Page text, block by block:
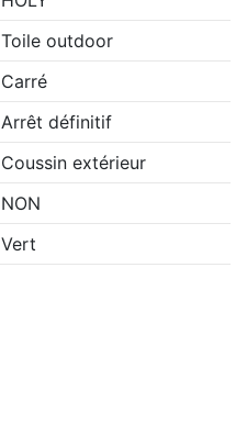
Toile outdoor
Carré
Arrêt définitif
Coussin extérieur
NON
Vert